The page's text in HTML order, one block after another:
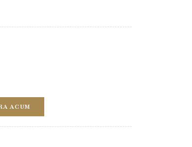
ACUM